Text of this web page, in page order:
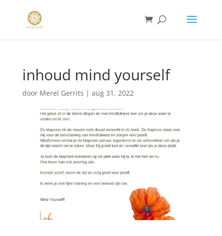
inhoud mind yourself
door Merel Gerrits | aug 31, 2022